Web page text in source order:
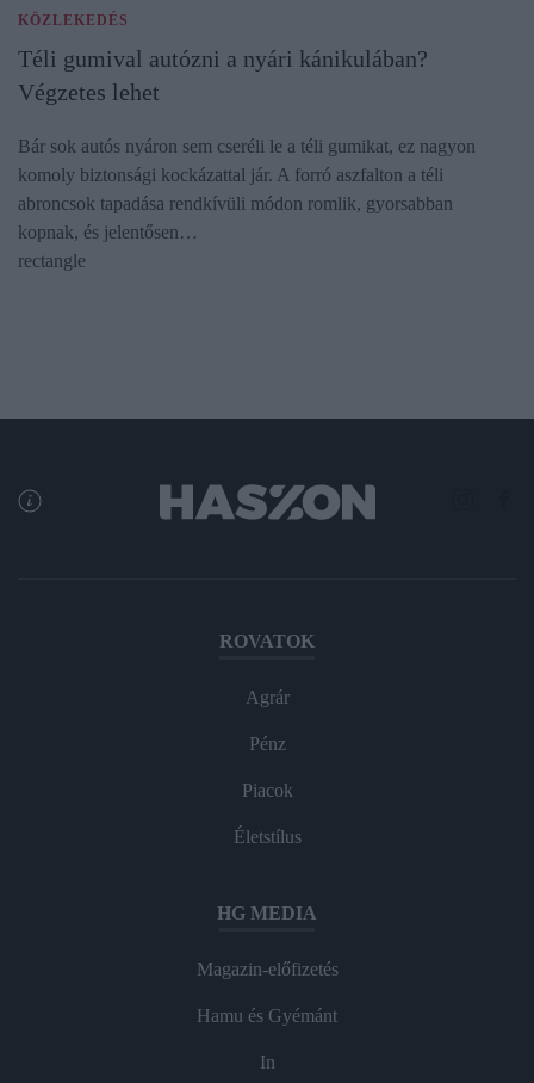
KÖZLEKEDÉS
Téli gumival autózni a nyári kánikulában?
Végzetes lehet
Bár sok autós nyáron sem cseréli le a téli gumikat, ez nagyon
komoly biztonsági kockázattal jár. A forró aszfalton a téli
abroncsok tapadása rendkívüli módon romlik, gyorsabban
kopnak, és jelentősen…
rectangle
ROVATOK
Agrár
Pénz
Piacok
Életstílus
HG MEDIA
Magazin-előfizetés
Hamu és Gyémánt
In